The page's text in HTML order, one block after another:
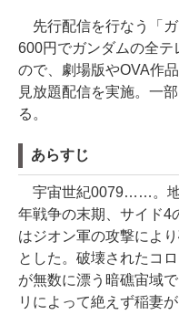
先行配信を行なう「
600円でガンダムの全テ
ので、劇場版やOVA作
見放題配信を実施。一
る。
あらすじ
宇宙世紀0079……。地
年戦争の末期、サイド4
はジオン軍の攻撃によ
とした。破壊されたコ
が無数に漂う暗礁宙域
リによって絶えず稲妻